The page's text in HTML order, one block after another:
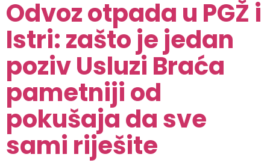
Odvoz otpada u PGŽ i
Istri: zašto je jedan
poziv Usluzi Braća
pametniji od
pokušaja da sve
sami riješite